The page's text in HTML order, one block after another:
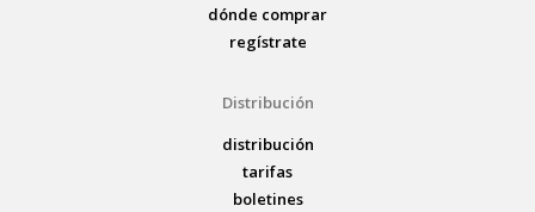
dónde comprar
regístrate
Distribución
distribución
tarifas
boletines